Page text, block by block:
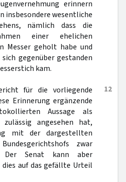
erinnern
insbesondere wesentliche
nämlich dass die
einer ehelichen
Messer geholt habe und
gegenüber gestanden
kam.
12
für die vorliegende
Erinnerung ergänzende
Aussage als
angesehen hat,
mit der dargestellten
zwar
Senat kann aber
dies auf das gefällte Urteil